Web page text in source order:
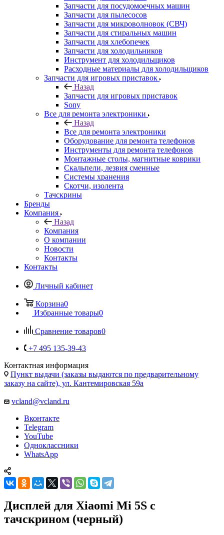
Запчасти для посудомоечных машин
Запчасти для пылесосов
Запчасти для микроволновок (СВЧ)
Запчасти для стиральных машин
Запчасти для хлебопечек
Запчасти для холодильников
Инструмент для холодильщиков
Расходные материалы для холодильщиков
Запчасти для игровых приставок
Назад
Запчасти для игровых приставок
Sony
Все для ремонта электроники
Назад
Все для ремонта электроники
Оборудование для ремонта телефонов
Инструменты для ремонта телефонов
Монтажные столы, магнитные коврики
Скальпели, лезвия сменные
Системы хранения
Скотчи, изолента
Тачскрины
Бренды
Компания
Назад
Компания
О компании
Новости
Контакты
Контакты
Личный кабинет
Корзина0
Избранные товары0
Сравнение товаров0
+7 495 135-39-43
Контактная информация
Пункт выдачи (заказы выдаются по предварительному
заказу на сайте), ул. Кантемировская 59а
vcland@vcland.ru
Вконтакте
Telegram
YouTube
Одноклассники
WhatsApp
Дисплей для Xiaomi Mi 5S с
тачскрином (черный)